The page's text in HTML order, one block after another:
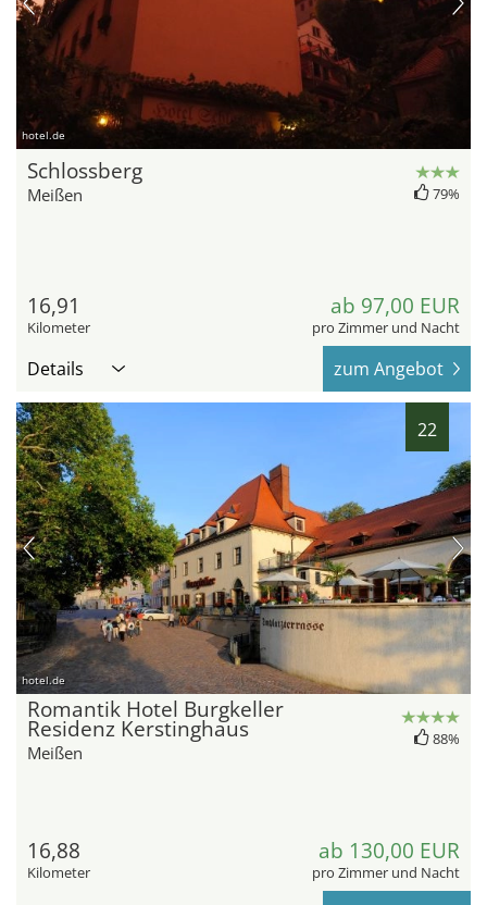
hotel.de
Schlossberg
Meißen 79%
16,91
Kilometer
ab 97,00 EUR
pro Zimmer und Nacht
Details zum Angebot
22
hotel.de
Romantik Hotel Burgkeller
Residenz Kerstinghaus
Meißen
88%
16,88
Kilometer
ab 130,00 EUR
pro Zimmer und Nacht